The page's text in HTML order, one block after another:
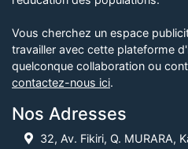
Vous cherchez un espace
travailler avec cette plateforme
quelconque collaboration ou
contactez-nous ici.
Nos Adresses
32, Av. Fikiri, Q. MURARA,